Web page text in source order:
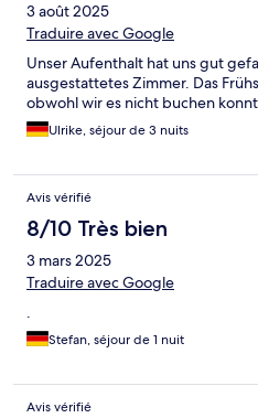
3 août 2025
Traduire avec Google
Unser Aufenthalt hat uns gut
ausgestattetes Zimmer. Das
obwohl wir es nicht buchen
Ulrike, séjour de 3 nuits
Avis vérifié
8/10 Très bien
3 mars 2025
Traduire avec Google
.
Stefan, séjour de 1 nuit
Avis vérifié